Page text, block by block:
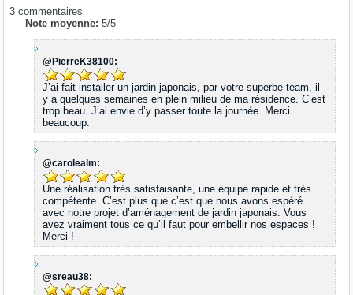
3 commentaires
Note moyenne:5/5
@PierreK38100:
J’ai fait installer un jardin japonais, par votre superbe team, il
y a quelques semaines en plein milieu de ma résidence. C’est
trop beau. J’ai envie d’y passer toute la journée. Merci
beaucoup.
@carolealm:
Une réalisation très satisfaisante, une équipe rapide et très
compétente. C’est plus que c’est que nous avons espéré
avec notre projet d’aménagement de jardin japonais. Vous
avez vraiment tous ce qu’il faut pour embellir nos espaces !
Merci !
@sreau38: